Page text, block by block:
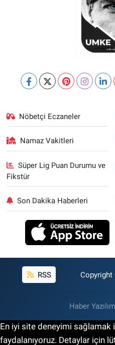
Nöbetçi Eczaneler
Namaz Vakitleri
Süper Lig Puan Durumu ve
Fikstür
Son Dakika Haberleri
RSS Copyright
Haber
En iyi site deneyimi sağlamak
faydalanıyoruz. Detaylar için